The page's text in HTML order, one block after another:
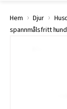
Hem › Djur ›
spannmålsfritt